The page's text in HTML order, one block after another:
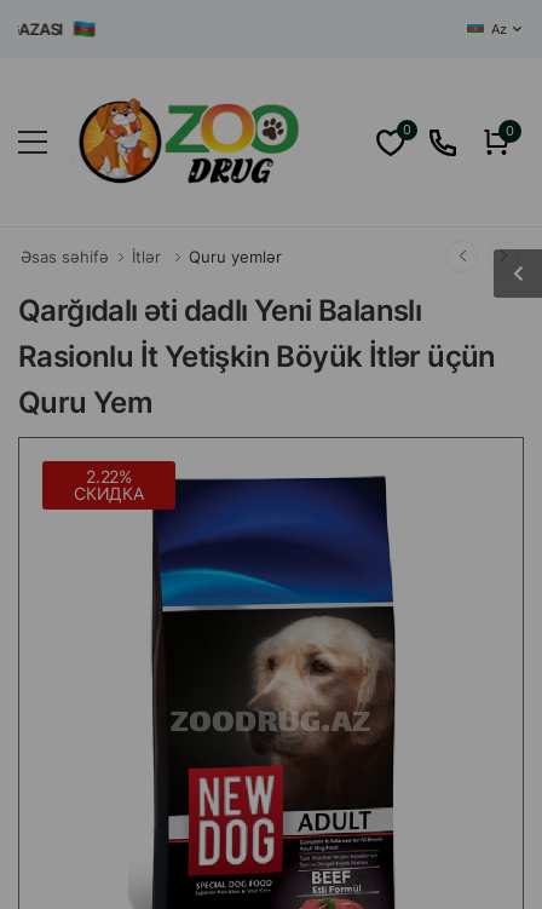
Az
0 0
Əsas səhifə İtlər Quru yemlər
Qarğıdalı əti dadlı Yeni Balanslı
Rasionlu İt Yetişkin Böyük İtlər üçün
Quru Yem
2.22%
СКИДКА